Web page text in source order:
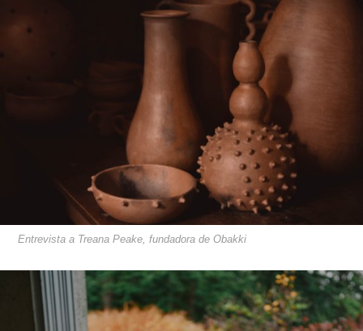
Entrevista a Treana Peake, fundadora de Obakki